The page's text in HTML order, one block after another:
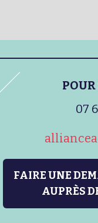
07
FAIRE UNE
AUPRÈS